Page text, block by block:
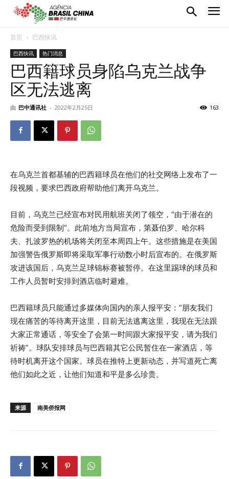
首页 巴西快讯
巴西快讯 热门消息
巴西籍球员身陷乌克兰战争
区无法逃离
由 巴中通讯社 - 2022年2月25日 163
在乌克兰首都基辅的巴西籍球员在他们的社交网络上发布了一
段视频，要求巴西政府帮助他们离开乌克兰。
目前，乌克兰已经宣布对民用航班关闭了领空，“由于潜在的
危险而受到限制”。此前地方当局宣布，第聂伯罗、哈尔科
夫、扎波罗热的机场将关闭至本周四上午。这些措施是在美国
加强警告俄罗斯即将采取军事行动数小时后宣布的。在俄罗斯
攻进该国后，乌克兰足球锦标赛被暂停。在这里踢球的球员和
工作人员暂时安排到酒店临时避难。
巴西籍球员只能通过多媒体向国内的亲人报平安：“朋友我们
现在痛苦的等待离开这里，目前无法逃离这里，我现在无法跟
大家正常通话，等安全了会第一时间跟大家报平安，请为我们
祈祷”。球队安排球员与巴西籍其它公民暂住在一家酒店，等
待时机离开这个国家。球员在推特上更新动态，并写道死亡离
他们如此之近，让他们知道和平是多么珍贵。
来源 南美侨报网